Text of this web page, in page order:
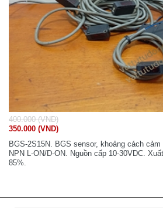
400.000 (VND)
350.000 (VND)
BGS-2S15N. BGS sensor, khoảng cách
NPN L-ON/D-ON. Nguồn cấp 10-30VDC.
85%.